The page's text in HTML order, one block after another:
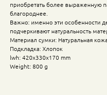
приобретать более выраженную
благороднее.
Важно: именно эти особенности
подчеркивают натуральность
Материал сумки: Натуральная
Подкладка: Хлопок
lwh: 420x330x170 mm
Weight: 800 g